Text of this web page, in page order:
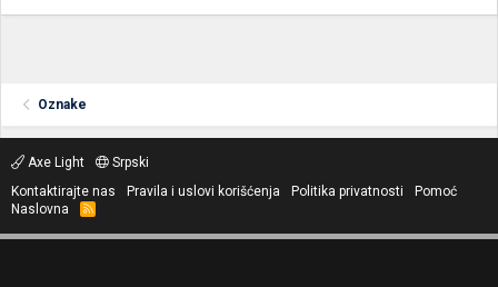
Oznake
Axe Light
Srpski
Kontaktirajte nas
Pravila i uslovi korišćenja Politika privatnosti
Pomoć
Naslovna
R
S